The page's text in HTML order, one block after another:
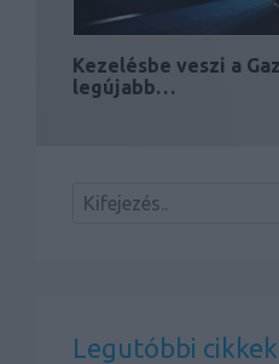
Kezelésbe veszi a
legújabb…
Legutóbbi cikkek